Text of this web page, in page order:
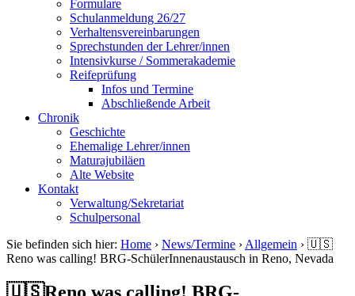
Formulare
Schulanmeldung 26/27
Verhaltensvereinbarungen
Sprechstunden der Lehrer/innen
Intensivkurse / Sommerakademie
Reifeprüfung
Infos und Termine
Abschließende Arbeit
Chronik
Geschichte
Ehemalige Lehrer/innen
Maturajubiläen
Alte Website
Kontakt
Verwaltung/Sekretariat
Schulpersonal
Sie befinden sich hier: Home › News/Termine › Allgemein › 🇺🇸
Reno was calling! BRG-SchülerInnenaustausch in Reno, Nevada